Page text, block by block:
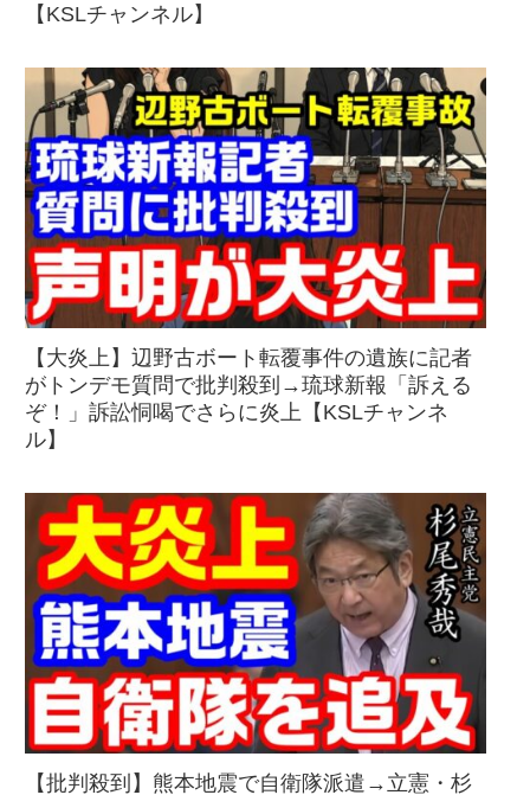
【KSLチャンネル】
【大炎上】辺野古ボート転覆事件の遺族に記者
がトンデモ質問で批判殺到→琉球新報「訴える
ぞ！」訴訟恫喝でさらに炎上【KSLチャンネ
ル】
【批判殺到】熊本地震で自衛隊派遣→立憲・杉